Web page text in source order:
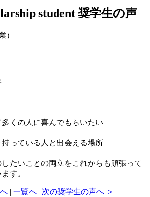
student 奨学生の声
）
くの人に喜んでもらいたい
っている人と出会える場所
たいことの両立をこれからも頑張って
す。
| 一覧へ | 次の奨学生の声へ ＞